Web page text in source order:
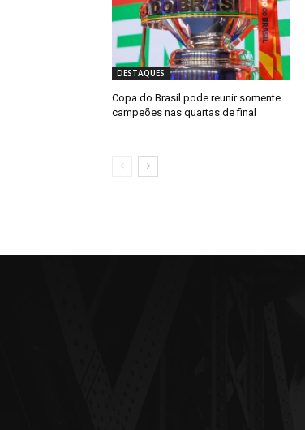
DESTAQUES
Copa do Brasil pode reunir somente
campeões nas quartas de final